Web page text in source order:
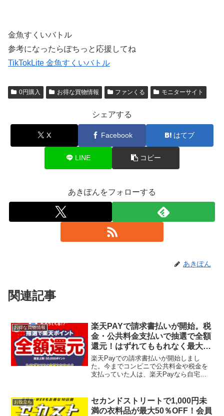
金魚すくいバトル
参考になったらぽちっと応援してね
TikTokLite 金魚すくいバトル
0円購入 お得な買物情報 ファンくる モニターサイト
シェアする
X Facebook はてブ
LINE コピー
あきぽんをフォローする
あきぽん
関連記事
お得な買物情報
楽天PAYで請求書払いが開始。税
金・公共料金支払いで抽選で全額
還元！はずれてももれなく最大
1％還元！
楽天Payでの請求書払いが開始しまし
た。今までコンビニで公共料金や税金を
支払っていた人は、楽天Payなら自宅に
は全額還元されます！支払い可能なサー
ビスはこちら▼自...
お役立ち
セカンドストリートで1,000円未
満の衣料品が最大50％OFF！会員